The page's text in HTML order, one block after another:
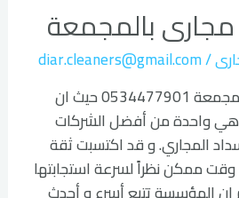
بالمجمعة
/
diar.cleaners@gmail.com
شركة تسليك مجارى بالمجمعة 0534477901 حيث ان
هي واحدة من أفضل الشركات
المجاري. و قد اكتسبت ثقة
ممكن نظراً لسرعة استجابتها